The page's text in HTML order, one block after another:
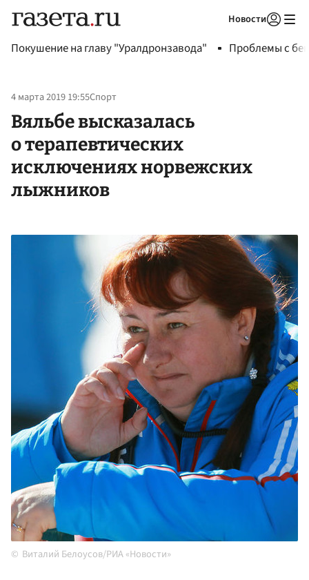
Новости
Покушение на главу "Уралдронзавода" Проблемы с
4 марта 2019 19:55Спорт
Вяльбе высказалась
о терапевтических
исключениях норвежских
лыжников
Виталий Белоусов/РИА «Новости»